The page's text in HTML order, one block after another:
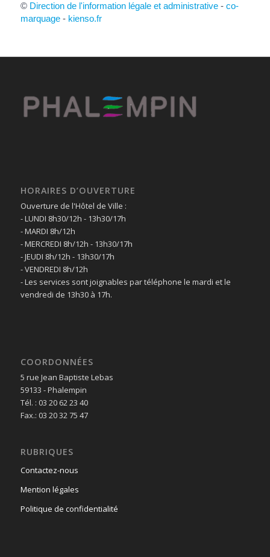
© Direction de l'information légale et administrative- co-
marquage- kienso.fr
HORAIRES D’OUVERTURE
Ouverture de l'Hôtel de Ville :
- LUNDI 8h30/12h - 13h30/17h
- MARDI 8h/12h
- MERCREDI 8h/12h - 13h30/17h
- JEUDI 8h/12h - 13h30/17h
- VENDREDI 8h/12h
- Les services sont joignables par téléphone le mardi et le
vendredi de 13h30 à 17h.
COORDONNÉES
5 rue Jean Baptiste Lebas
59133 - Phalempin
Tél. : 03 20 62 23 40
Fax.: 03 20 32 75 47
RUBRIQUES
Contactez-nous
Mention légales
Politique de confidentialité